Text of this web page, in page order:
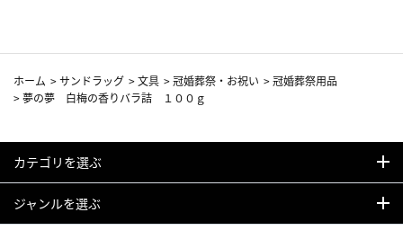
ホーム >サンドラッグ >文具 >冠婚葬祭・お祝い >冠婚葬祭用品
>夢の夢 白梅の香りバラ詰 １００ｇ
カテゴリを選ぶ
ジャンルを選ぶ